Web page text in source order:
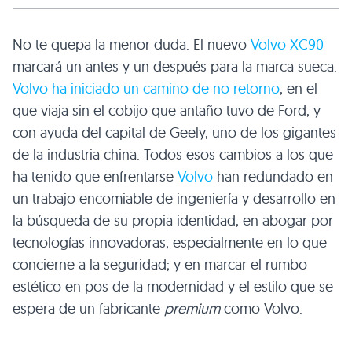
No te quepa la menor duda. El nuevo Volvo XC90
marcará un antes y un después para la marca sueca.
Volvo ha iniciado un camino de no retorno, en el
que viaja sin el cobijo que antaño tuvo de Ford, y
con ayuda del capital de Geely, uno de los gigantes
de la industria china. Todos esos cambios a los que
ha tenido que enfrentarse Volvo han redundado en
un trabajo encomiable de ingeniería y desarrollo en
la búsqueda de su propia identidad, en abogar por
tecnologías innovadoras, especialmente en lo que
concierne a la seguridad; y en marcar el rumbo
estético en pos de la modernidad y el estilo que se
espera de un fabricante premiumcomo Volvo.